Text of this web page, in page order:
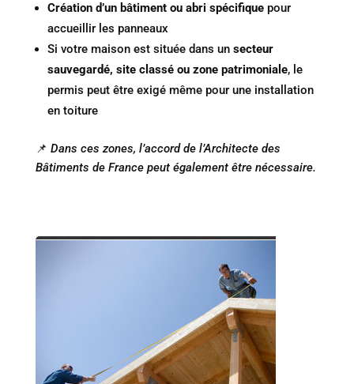
Création d’un bâtiment ou abri spécifiquepour
accueillir les panneaux
Si votre maison est située dans un secteur
sauvegardé, site classé ou zone patrimoniale, le
permis peut être exigé même pour une installation
en toiture
📌 Dans ces zones, l’accord de l’Architecte des
Bâtiments de France peut également être nécessaire.